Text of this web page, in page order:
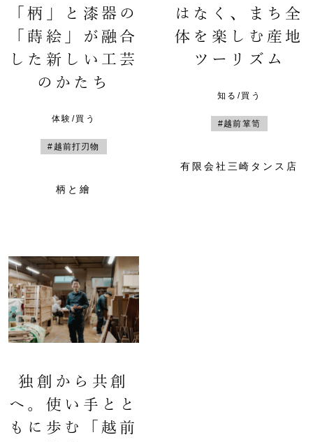
「柄」と漆器の
「蒔絵」が融合
した新しい工芸
のかたち
体験/買う
#越前打刃物
柄と繪
はなく、まち全
体を楽しむ産地
ツーリズム
知る/買う
#越前箪笥
有限会社三崎タンス店
独創から共創
へ。使い手とと
もに歩む「越前